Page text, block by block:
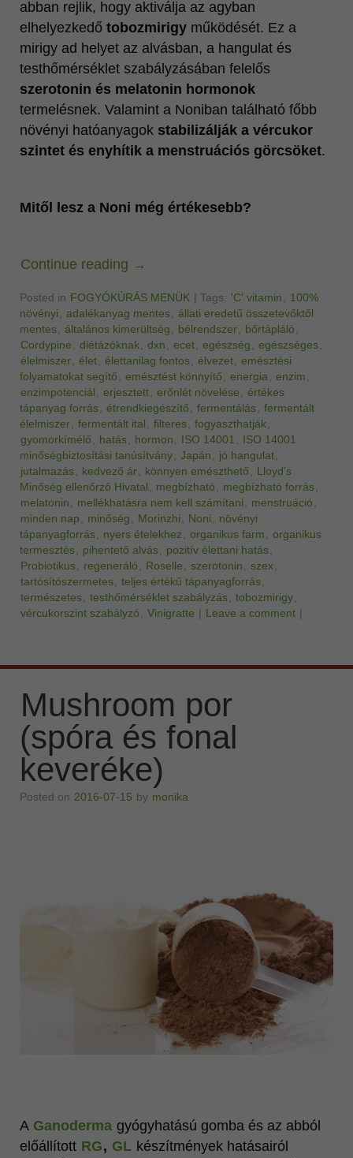
abban rejlik, hogy aktiválja az agyban
elhelyezkedő tobozmirigy működését. Ez a
mirigy ad helyet az alvásban, a hangulat és
testhőmérséklet szabályzásában felelős
szerotonin és melatonin hormonok
termelésnek. Valamint a Noniban található főbb
növényi hatóanyagok stabilizálják a vércukor
szintet és enyhítik a menstruációs görcsöket.
Mitől lesz a Noni még értékesebb?
Continue reading →
Posted in FOGYÓKÚRÁS MENÜK Tags: 'C' vitamin , 100%
növényi , adalékanyag mentes, állati eredetű összetevőktől
mentes, általános kimerültség , bélrendszer, bőrtápláló ,
Cordypine , diétázóknak, dxn , ecet, egészség , egészséges,
élelmiszer, élet, élettanilag fontos, élvezet, emésztési
folyamatokat segítő , emésztést könnyítő , energia, enzim ,
enzimpotenciál , erjesztett, erőnlét növelése , értékes
tápanyag forrás, étrendkiegészítő , fermentálás, fermentált
élelmiszer, fermentált ital , filteres, fogyaszthatják,
gyomorkímélő , hatás, hormon , ISO 14001 ,
ISO 14001
minőségbiztosítási tanúsítvány, Japán , jó hangulat,
jutalmazás, kedvező ár, könnyen emészthető , Lloyd's
Minőség ellenőrző Hivatal , megbízható , megbízható forrás,
melatonin , mellékhatásra nem kell számítani , menstruáció ,
minden nap , minőség , Morinzhi , Noni , növényi
tápanyagforrás, nyers ételekhez , organikus farm , organikus
termesztés, pihentető alvás, pozitív élettani hatás,
Probiotikus, regeneráló , Roselle , szerotonin , szex,
tartósítószermetes, teljes értékű tápanyagforrás,
természetes, testhőmérséklet szabályzás, tobozmirigy,
vércukorszint szabályzó , Vinigratte Leave a comment
Mushroom por
(spóra és fonal
keveréke)
Posted on 2016-07-15 by monika
A Ganoderma gyógyhatású gomba és az abból
előállított RG, GL készítmények hatásairól